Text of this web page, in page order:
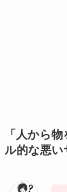
「人から
ル的な悪い